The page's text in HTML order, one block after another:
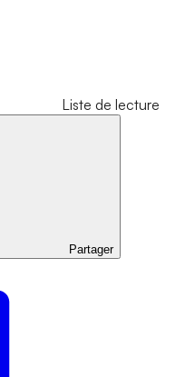
Liste de lecture
Partager